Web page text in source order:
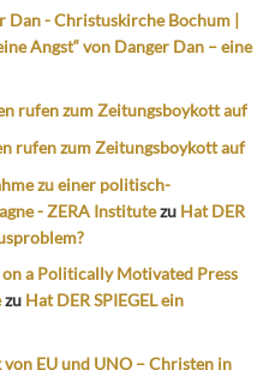
Dan - Christuskirche Bochum |
Angst“ von Danger Dan – eine
rufen zum Zeitungsboykott auf
rufen zum Zeitungsboykott auf
zu einer politisch-
- ZERA Institutezu Hat DER
a Politically Motivated Press
zu Hat DER SPIEGEL ein
EU und UNO – Christen in